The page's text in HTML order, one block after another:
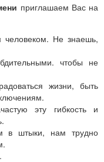
приглашаем Вас на
Не знаешь,
чтобы не
жизни, быть
эту гибкость и
в штыки, нам трудно